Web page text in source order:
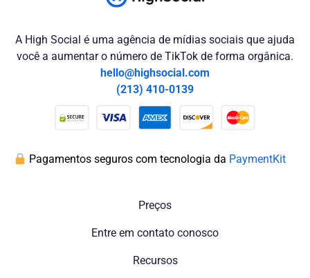
A High Social é uma agência de mídias sociais que ajuda
você a aumentar o número de TikTok de forma orgânica.
hello@highsocial.com
(213) 410-0139
Pagamentos seguros com tecnologia da PaymentKit
Preços
Entre em contato conosco
Recursos